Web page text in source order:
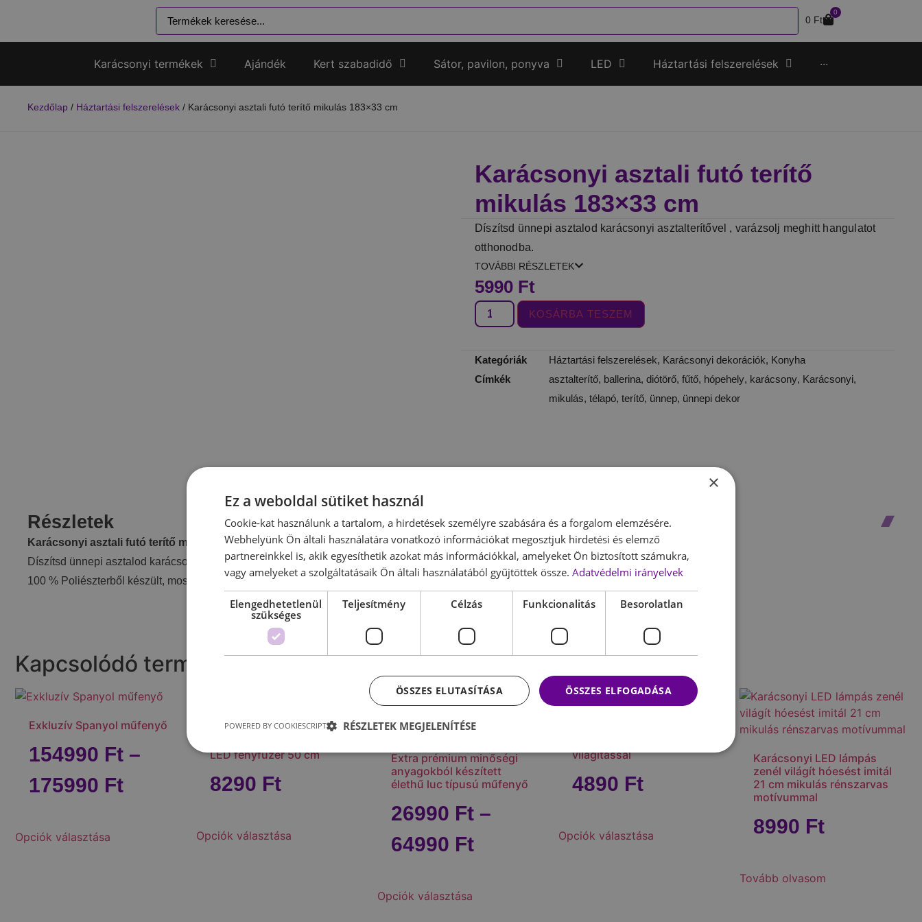
0 Ft
0
Karácsonyi termékek Ajándék Kert szabadidő Sátor, pavilon, ponyva LED Háztartási felszerelések ···
Kezdőlap / Háztartási felszerelések / Karácsonyi asztali futó terítő mikulás 183×33 cm
Karácsonyi asztali futó terítő
mikulás 183×33 cm
Díszítsd ünnepi asztalod karácsonyi asztalterítővel , varázsolj meghitt hangulatot
otthonodba.
TOVÁBBI RÉSZLETEK
5990 Ft
KOSÁRBA TESZEM
Kategóriák Háztartási felszerelések, Karácsonyi dekorációk, Konyha
Címkék
asztalterítő, ballerina, diótörő, fűtő, hópehely, karácsony, Karácsonyi,
mikulás, télapó, terítő, ünnep, ünnepi dekor
Részletek
Karácsonyi asztali futó terítő mikulás 183×33 cm
Díszítsd ünnepi asztalod karácsonyi asztalterítővel , varázsolj meghitt hangulatot otthonodba.
100 % Poliészterből készült, mosógépben mosható.
Kapcsolódó termékek
Exkluzív Spanyol műfenyő
154990 Ft –
175990 Ft
Opciók választása
LED fényfüzér 50 cm
8290 Ft
Opciók választása
Extra prémium minőségi
anyagokból készített
élethű luc típusú műfenyő
26990 Ft –
64990 Ft
Opciók választása
világítással
4890 Ft
Opciók választása
Karácsonyi LED lámpás
zenél világít hóesést imitál
21 cm mikulás rénszarvas
motívummal
8990 Ft
Tovább olvasom
×
Ez a weboldal sütiket használ
Cookie-kat használunk a tartalom, a hirdetések személyre szabására és a forgalom elemzésére.
Webhelyünk Ön általi használatára vonatkozó információkat megosztjuk hirdetési és elemző
partnereinkkel is, akik egyesíthetik azokat más információkkal, amelyeket Ön biztosított számukra,
vagy amelyeket a szolgáltatásaik Ön általi használatából gyűjtöttek össze. Adatvédelmi irányelvek
Elengedhetetlenül
szükséges
Teljesítmény Célzás Funkcionalitás Besorolatlan
ÖSSZES ELFOGADÁSA
ÖSSZES ELUTASÍTÁSA
RÉSZLETEK MEGJELENÍTÉSE
POWERED BY COOKIESCRIPT